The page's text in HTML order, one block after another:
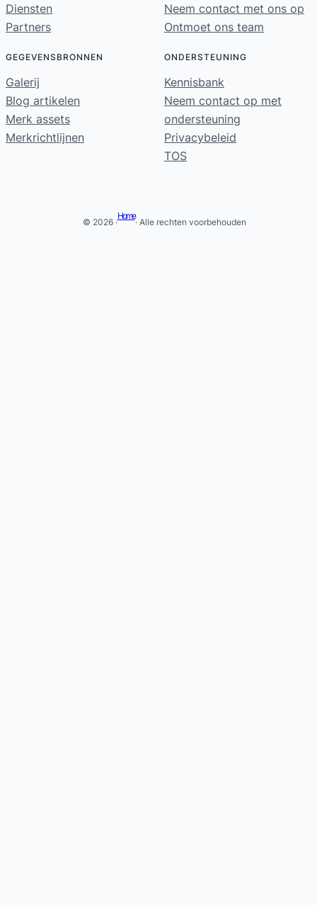
Diensten
Partners
Neem contact met ons op
Ontmoet ons team
GEGEVENSBRONNEN
Galerij
Blog artikelen
Merk assets
Merkrichtlijnen
ONDERSTEUNING
Kennisbank
Neem contact op met
ondersteuning
Privacybeleid
TOS
© 2026 ·
Home
· Alle rechten voorbehouden